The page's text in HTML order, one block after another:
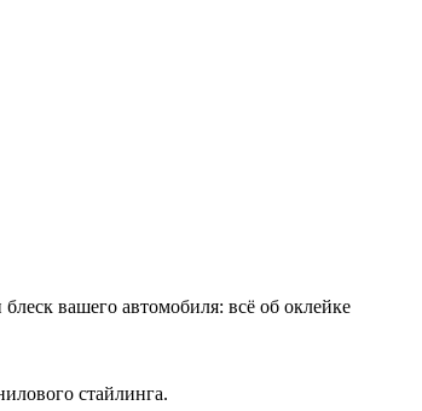
вашего автомобиля: всё об оклейке
стайлинга.